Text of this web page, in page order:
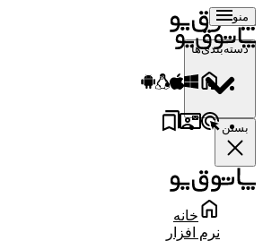
منو
دسته‌بندی‌ها
بستن
خانه
نرم افزار